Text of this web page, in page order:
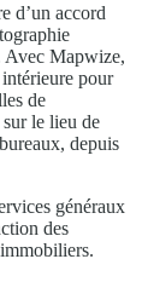
d’un accord
Avec Mapwize,
pour
de
sur le lieu de
depuis
généraux
des